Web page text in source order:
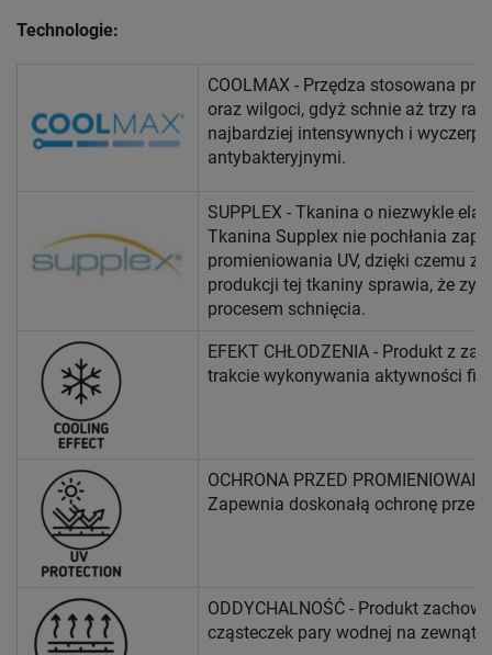
Technologie:
COOLMAX - Przędza stosowana
oraz wilgoci, gdyż schnie aż trzy
najbardziej intensywnych i
antybakteryjnymi.
SUPPLEX - Tkanina o niezwykle
Tkanina Supplex nie pochłania
promieniowania UV, dzięki czemu
produkcji tej tkaniny sprawia, że
procesem schnięcia.
EFEKT CHŁODZENIA - Produkt z
trakcie wykonywania aktywności
OCHRONA PRZED
Zapewnia doskonałą ochronę
ODDYCHALNOŚĆ - Produkt
cząsteczek pary wodnej na